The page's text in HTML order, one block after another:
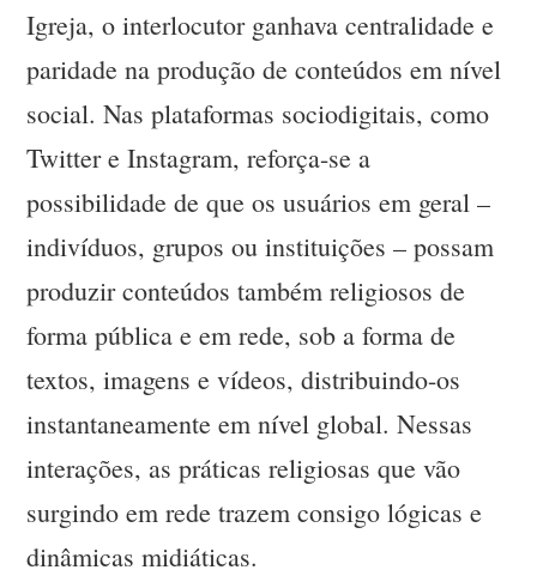
Igreja, o interlocutor ganhava centralidade e
paridade na produção de conteúdos em nível
social. Nas plataformas sociodigitais, como
Twitter e Instagram, reforça-se a
possibilidade de que os usuários em geral –
indivíduos, grupos ou instituições – possam
produzir conteúdos também religiosos de
forma pública e em rede, sob a forma de
textos, imagens e vídeos, distribuindo-os
instantaneamente em nível global. Nessas
interações, as práticas religiosas que vão
surgindo em rede trazem consigo lógicas e
dinâmicas midiáticas.